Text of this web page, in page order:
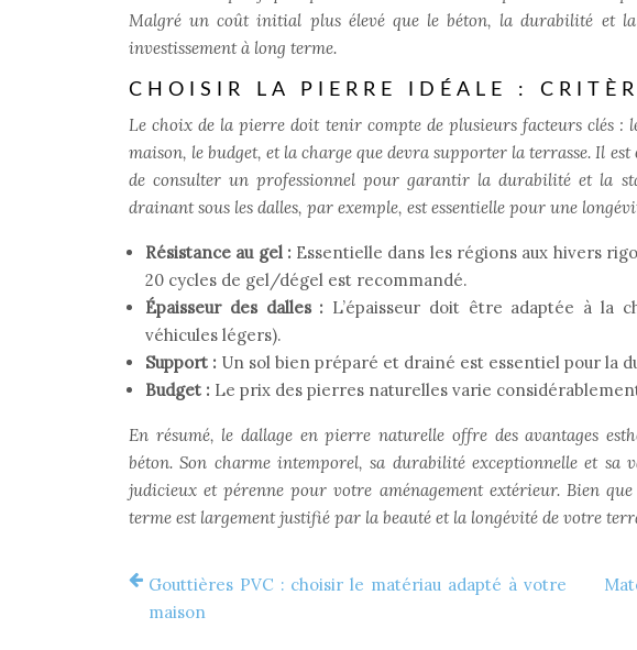
Malgré un coût initial plus élevé que le béton, la durabilité et
investissement à long terme.
CHOISIR LA PIERRE IDÉALE :
Le choix de la pierre doit tenir compte de plusieurs facteurs clés :
maison, le budget, et la charge que devra supporter la terrasse. Il
de consulter un professionnel pour garantir la durabilité et la
drainant sous les dalles, par exemple, est essentielle pour une
Résistance au gel : Essentielle dans les régions aux hivers
20 cycles de gel/dégel est recommandé.
Épaisseur des dalles : L’épaisseur doit être adaptée à la
véhicules légers).
Support : Un sol bien préparé et drainé est essentiel pour la
Budget : Le prix des pierres naturelles varie
En résumé, le dallage en pierre naturelle offre des avantages
béton. Son charme intemporel, sa durabilité exceptionnelle et
judicieux et pérenne pour votre aménagement extérieur. Bien
terme est largement justifié par la beauté et la longévité de votre
Gouttières PVC : choisir le matériau adapté à votre
maison